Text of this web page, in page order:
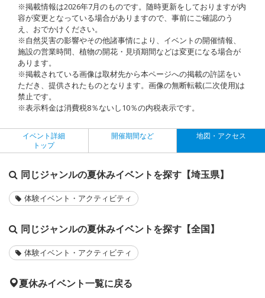
※掲載情報は2026年7月のものです。随時更新をしておりますが内
容が変更となっている場合がありますので、事前にご確認のう
え、おでかけください。
※自然災害の影響やその他諸事情により、イベントの開催情報、
施設の営業時間、植物の開花・見頃期間などは変更になる場合が
あります。
※掲載されている画像は取材先から本ページへの掲載の許諾をい
ただき、提供されたものとなります。画像の無断転載(二次使用)は
禁止です。
※表示料金は消費税8％ないし10％の内税表示です。
イベント詳細
トップ
開催期間など 地図・アクセス
同じジャンルの夏休みイベントを探す【埼玉県】
体験イベント・アクティビティ
同じジャンルの夏休みイベントを探す【全国】
体験イベント・アクティビティ
夏休みイベント一覧に戻る